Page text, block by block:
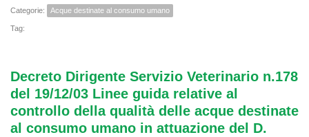
Categorie: Acque destinate al consumo umano
Tag:
Decreto Dirigente Servizio Veterinario n.178
del 19/12/03 Linee guida relative al
controllo della qualità delle acque destinate
al consumo umano in attuazione del D.